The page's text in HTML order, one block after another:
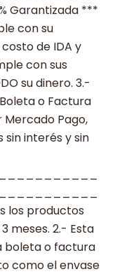
Garantizada ***
con su
de IDA y
con sus
su dinero. 3.-
o Factura
Pago,
interés y sin
los productos
meses. 2.- Esta
boleta o factura
como el envase